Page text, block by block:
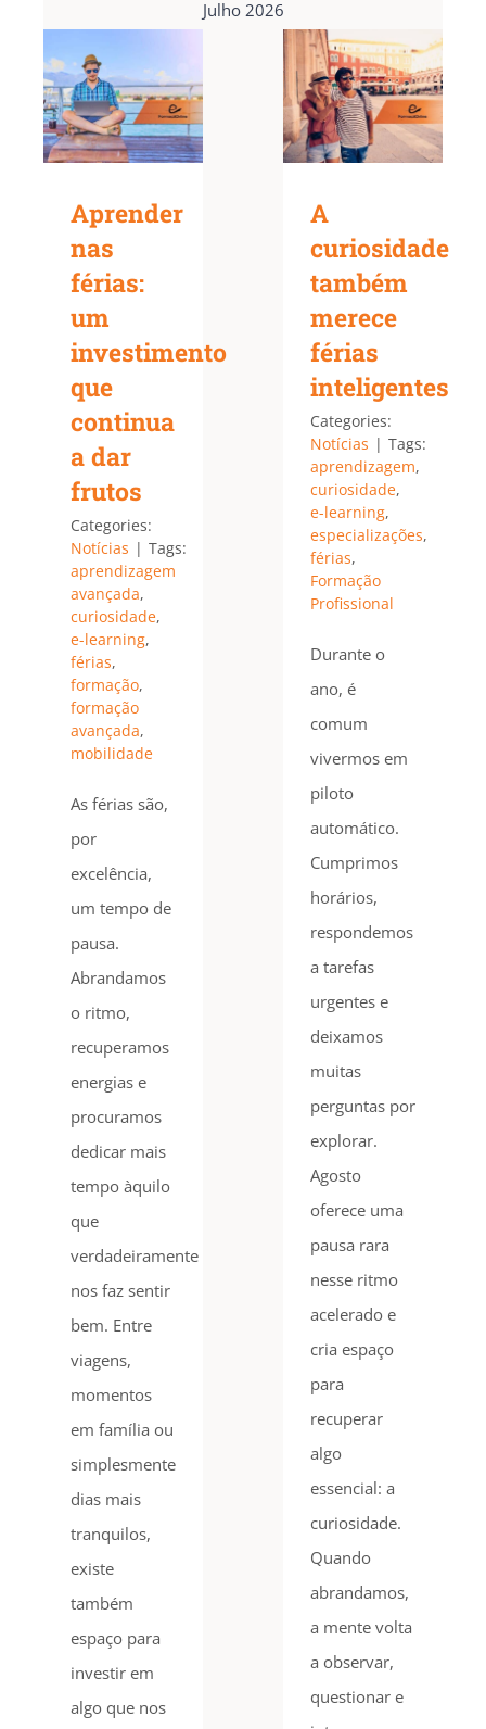
Julho 2026
Aprender
nas
férias:
um
investimento
que
continua
a dar
frutos
Categories:
Notícias | Tags:
aprendizagem
avançada,
curiosidade,
e-learning,
férias,
formação,
formação
avançada,
mobilidade
As férias são,
por
excelência,
um tempo de
pausa.
Abrandamos
o ritmo,
recuperamos
energias e
procuramos
dedicar mais
tempo àquilo
que
verdadeiramente
nos faz sentir
bem. Entre
viagens,
momentos
em família ou
simplesmente
dias mais
tranquilos,
existe
também
espaço para
investir em
algo que nos
A
curiosidade
também
merece
férias
inteligentes
Categories:
Notícias | Tags:
aprendizagem,
curiosidade,
e-learning,
especializações,
férias,
Formação
Profissional
Durante o
ano, é
comum
vivermos em
piloto
automático.
Cumprimos
horários,
respondemos
a tarefas
urgentes e
deixamos
muitas
perguntas por
explorar.
Agosto
oferece uma
pausa rara
nesse ritmo
acelerado e
cria espaço
para
recuperar
algo
essencial: a
curiosidade.
Quando
abrandamos,
a mente volta
a observar,
questionar e